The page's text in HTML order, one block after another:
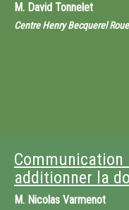
M. David Tonnelet
Centre Henry Becquerel
Communication
additionner la
M. Nicolas Varmenot